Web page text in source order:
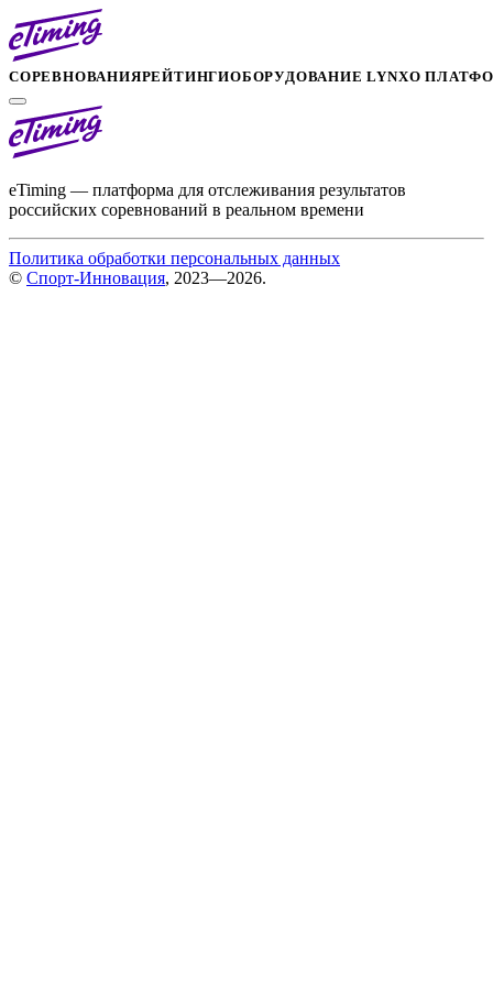
СОРЕВНОВАНИЯРЕЙТИНГИОБОРУДОВАНИЕ LYNXО
eTiming — платформа для отслеживания результатов
российских соревнований в реальном времени
Политика обработки персональных данных
© Спорт-Инновация, 2023—2026.